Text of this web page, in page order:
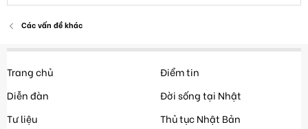
Các vấn đề khác
Trang chủ
Diễn đàn
Tư liệu
Điểm tin
Đời sống tại Nhật
Thủ tục Nhật Bản